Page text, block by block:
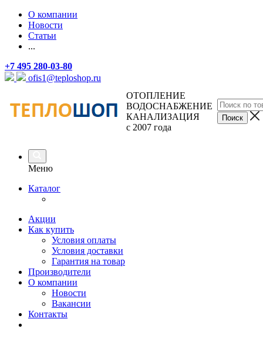
О компании
Новости
Статьи
...
+7 495 280-03-80
ofis1@teploshop.ru
ОТОПЛЕНИЕ
ВОДОСНАБЖЕНИЕ
КАНАЛИЗАЦИЯ
с 2007 года
Меню
Каталог
Акции
Как купить
Условия оплаты
Условия доставки
Гарантия на товар
Производители
О компании
Новости
Вакансии
Контакты